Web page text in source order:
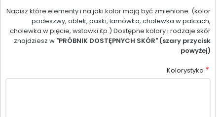
Napisz które elementy i na jaki kolor mają być zmienione. (kolor
podeszwy, oblek, paski, lamówka, cholewka w palcach,
cholewka w pięcie, wstawki itp.) Dostępne kolory i rodzaje skór
znajdziesz w "PRÓBNIK DOSTĘPNYCH SKÓR" (szary przycisk
powyżej)
Kolorystyka *